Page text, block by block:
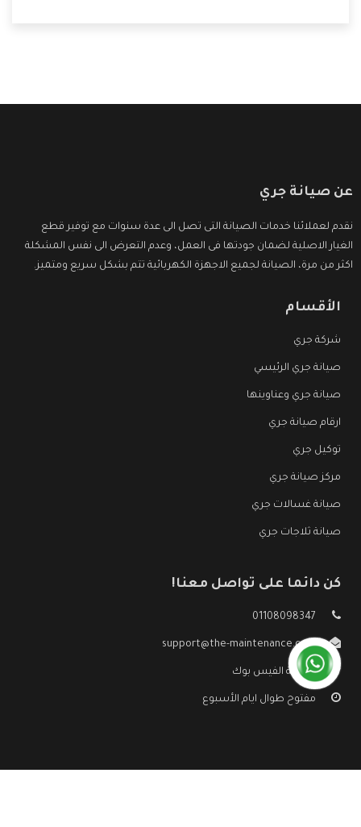
عن صيانة جري
نقدم لعملائنا خدمات الصيانة التى تصل الى عدة سنوات مع توفير قطع
الغيار الاصلية لضمان جودتها فى العمل، وعدم التعرض الى نفس المشكلة
اكثر من مرة، الصيانة لجميع الاجهزة الكهربائية تتم بشكل سريع ومتميز.
الأقسام
شركة جري
صيانة جري الرئيسي
صيانة جري وعناوينها
ارقام صيانة جري
توكيل جري
مركز صيانة جري
صيانة غسالات جري
صيانة ثلاجات جري
كن دائما على تواصل معنا!
01108098347
support@the-maintenance.com
صفحة الفيس بوك
مفتوح طوال ايام الأسبوع